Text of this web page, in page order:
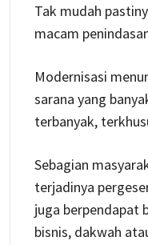
Tak mudah
macam
Modernisasi
sarana yang
terbanyak,
Sebagian
terjadinya
juga berpendapat
bisnis, dakwah